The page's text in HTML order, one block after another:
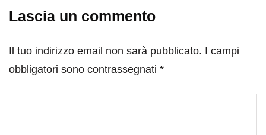
Lascia un commento
Il tuo indirizzo email non sarà pubblicato. I campi
obbligatori sono contrassegnati *